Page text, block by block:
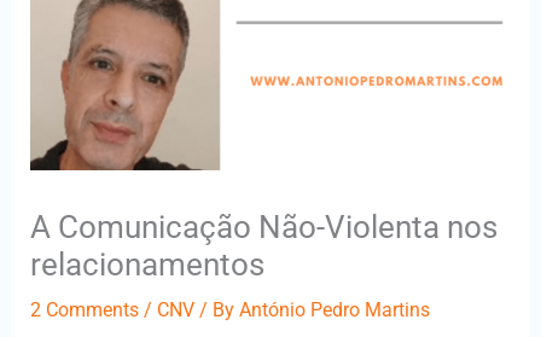
A Comunicação Não-Violenta nos
relacionamentos
2 Comments / CNV/ By António Pedro Martins